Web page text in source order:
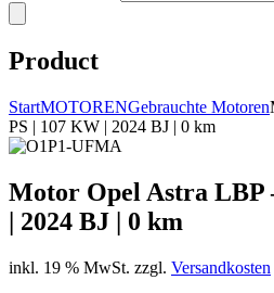
Product
StartMOTORENGebrauchte Motoren
PS | 107 KW | 2024 BJ | 0 km
Motor Opel Astra LBP
| 2024 BJ | 0 km
inkl. 19 % MwSt. zzgl. Versandkosten